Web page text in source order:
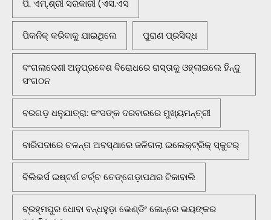
ପି. ଏମ୍.ଶ୍ରୀ ସରକାରୀ (ଏସ.ଏସ
ପିକନିକ୍‌ କରିବାକୁ ଯାଇଥିଲେ ପୁରାଣ ପ୍ରସିଦ୍ଧ
ବଂଗଲାଦେଶୀ ଅନୁପ୍ରବେଶ ବିରୋଧରେ ରାସ୍ତାକୁ ଓହ୍ଲାଇଲେ ହିନ୍ଦୁ
ସଂଗଠନ
ବରଗଡ଼ ଧନୁଯାତ୍ରା: କଂସଙ୍କ ଦରବାରରେ ମୁଖ୍ୟମନ୍ତ୍ରୀ
ବାରିପଦାରେ ଚଳନ୍ତା ଅବସ୍ଥାରେ ଜଳିଗଲା ଇଲେକ୍ଟ୍ରିକ୍ ସ୍କୁଟର୍
ବିଲିଭର୍ସ ଇଷ୍ଟର୍ଣ ଚର୍ଚ୍ଚ ତେଙ୍ଗେଡ଼ାପଥର ଟିକାବାଲି
ବ୍ରହ୍ମପୁର ଧୋବା ବନ୍ଧହୁଡ଼ା ଭେଣ୍ଡିଂ ଜୋନ୍‌ରେ ଭୟଙ୍କର